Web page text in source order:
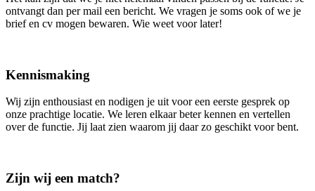
ontvangt dan per mail een bericht. We vragen je soms ook of we je
brief en cv mogen bewaren. Wie weet voor later!
Kennismaking
Wij zijn enthousiast en nodigen je uit voor een eerste gesprek op
onze prachtige locatie. We leren elkaar beter kennen en vertellen
over de functie. Jij laat zien waarom jij daar zo geschikt voor bent.
Zijn wij een match?